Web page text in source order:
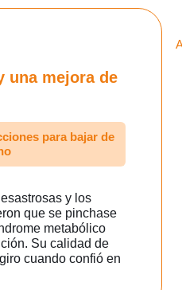
una mejora de
para bajar de
y los
que se pinchase
metabólico
Su calidad de
cuando confió en